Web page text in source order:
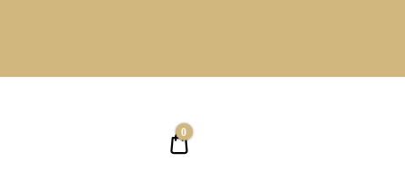
0,00 ₴
0